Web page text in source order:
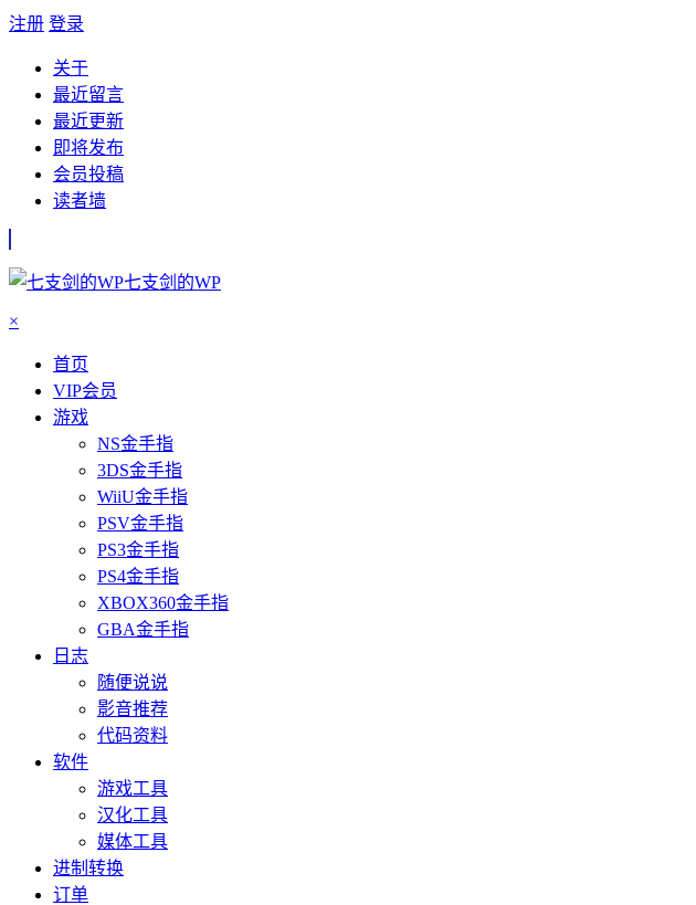
注册 登录
关于
最近留言
最近更新
即将发布
会员投稿
读者墙
七支剑的WP
×
首页
VIP会员
游戏
NS金手指
3DS金手指
WiiU金手指
PSV金手指
PS3金手指
PS4金手指
XBOX360金手指
GBA金手指
日志
随便说说
影音推荐
代码资料
软件
游戏工具
汉化工具
媒体工具
进制转换
订单